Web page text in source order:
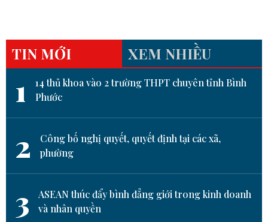
TIN MỚI XEM NHIỀU
1
14 thủ khoa vào 2 trường THPT chuyên tỉnh Bình
Phước
2
Công bố nghị quyết, quyết định tại các xã,
phường
3
ASEAN thúc đẩy bình đẳng giới trong kinh doanh
và nhân quyền